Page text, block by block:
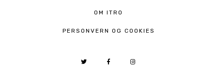
OM ITRO
PERSONVERN OG COOKIES